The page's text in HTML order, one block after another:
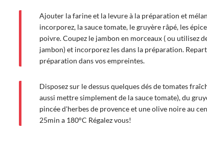
Ajouter la farine et la levure à la préparation et
incorporez, la sauce tomate, le gruyère râpé, les
poivre. Coupez le jambon en morceaux ( ou utilisez
jambon) et incorporez les dans la préparation.
préparation dans vos empreintes.
Disposez sur le dessus quelques dés de tomates
aussi mettre simplement de la sauce tomate), du
pincée d'herbes de provence et une olive noire au
25min a 180°C Régalez vous!